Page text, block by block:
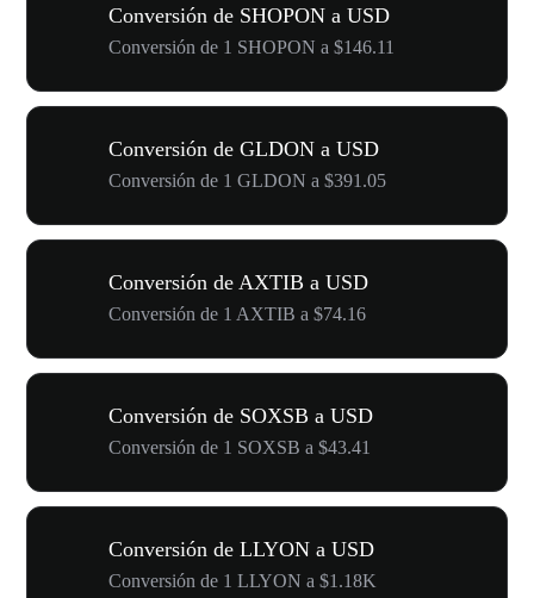
Conversión de SHOPON a USD
Conversión de 1 SHOPON a $146.11
Conversión de GLDON a USD
Conversión de 1 GLDON a $391.05
Conversión de AXTIB a USD
Conversión de 1 AXTIB a $74.16
Conversión de SOXSB a USD
Conversión de 1 SOXSB a $43.41
Conversión de LLYON a USD
Conversión de 1 LLYON a $1.18K